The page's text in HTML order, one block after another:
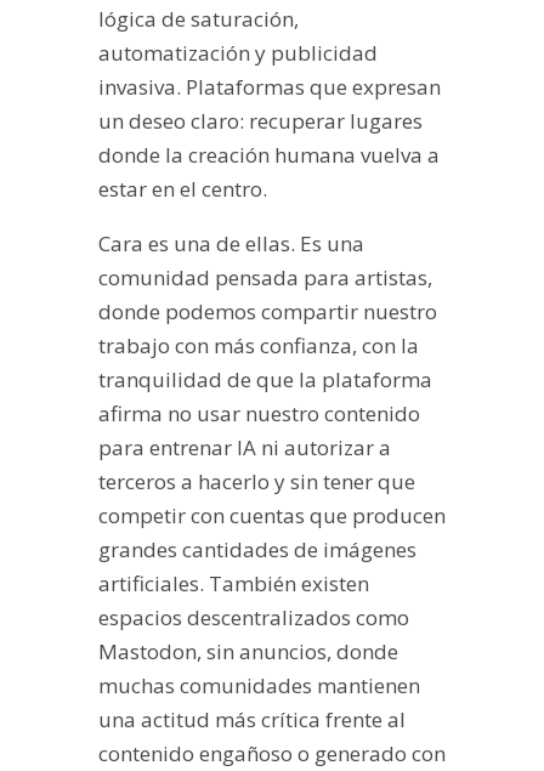
lógica de saturación,
automatización y publicidad
invasiva. Plataformas que expresan
un deseo claro: recuperar lugares
donde la creación humana vuelva a
estar en el centro.
Cara es una de ellas. Es una
comunidad pensada para artistas,
donde podemos compartir nuestro
trabajo con más confianza, con la
tranquilidad de que la plataforma
afirma no usar nuestro contenido
para entrenar IA ni autorizar a
terceros a hacerlo y sin tener que
competir con cuentas que producen
grandes cantidades de imágenes
artificiales. También existen
espacios descentralizados como
Mastodon, sin anuncios, donde
muchas comunidades mantienen
una actitud más crítica frente al
contenido engañoso o generado con